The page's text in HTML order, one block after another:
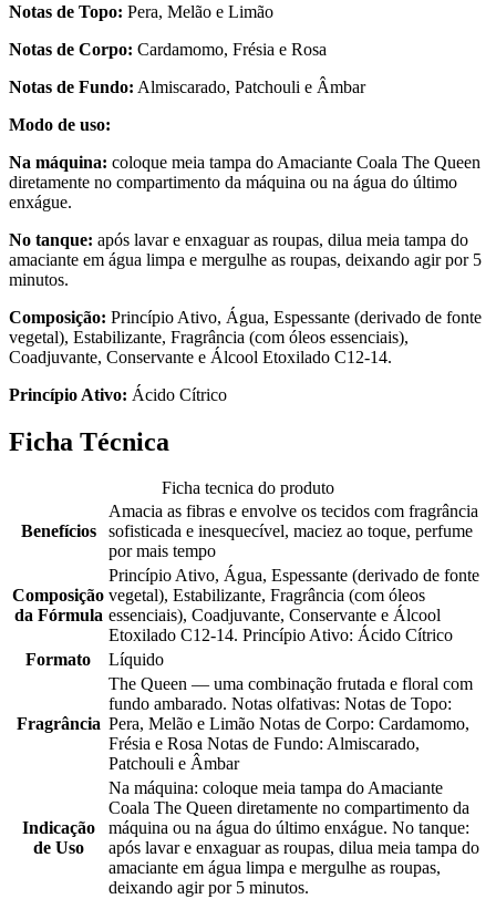
Notas de Topo: Pera, Melão e Limão
Notas de Corpo: Cardamomo, Frésia e Rosa
Notas de Fundo: Almiscarado, Patchouli e Âmbar
Modo de uso:
Na máquina: coloque meia tampa do Amaciante Coala The Queen
diretamente no compartimento da máquina ou na água do último
enxágue.
No tanque: após lavar e enxaguar as roupas, dilua meia tampa do
amaciante em água limpa e mergulhe as roupas, deixando agir por 5
minutos.
Composição: Princípio Ativo, Água, Espessante (derivado de fonte
vegetal), Estabilizante, Fragrância (com óleos essenciais),
Coadjuvante, Conservante e Álcool Etoxilado C12-14.
Princípio Ativo: Ácido Cítrico
Ficha Técnica
Ficha tecnica do produto
Benefícios
Amacia as fibras e envolve os tecidos com fragrância
sofisticada e inesquecível, maciez ao toque, perfume
por mais tempo
Composição
da Fórmula
Princípio Ativo, Água, Espessante (derivado de fonte
vegetal), Estabilizante, Fragrância (com óleos
essenciais), Coadjuvante, Conservante e Álcool
Etoxilado C12-14. Princípio Ativo: Ácido Cítrico
Formato
Líquido
Fragrância
The Queen — uma combinação frutada e floral com
fundo ambarado. Notas olfativas: Notas de Topo:
Pera, Melão e Limão Notas de Corpo: Cardamomo,
Frésia e Rosa Notas de Fundo: Almiscarado,
Patchouli e Âmbar
Indicação
de Uso
Na máquina: coloque meia tampa do Amaciante
Coala The Queen diretamente no compartimento da
máquina ou na água do último enxágue. No tanque:
após lavar e enxaguar as roupas, dilua meia tampa do
amaciante em água limpa e mergulhe as roupas,
deixando agir por 5 minutos.